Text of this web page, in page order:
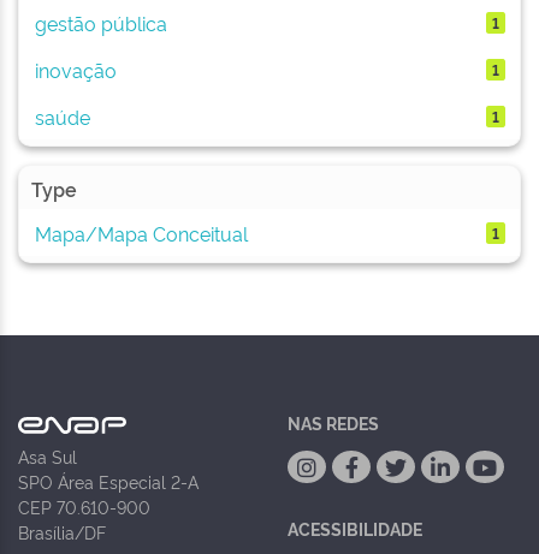
gestão pública 1
inovação 1
saúde 1
Type
Mapa/Mapa Conceitual
1
Asa Sul
SPO Área Especial 2-A
CEP 70.610-900
Brasília/DF
NAS REDES
ACESSIBILIDADE